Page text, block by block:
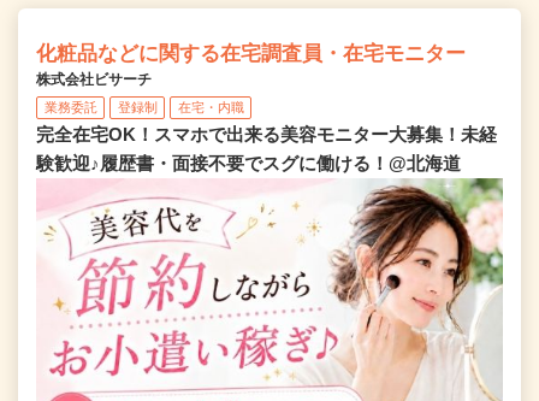
化粧品などに関する在宅調査員・在宅モニター
株式会社ビサーチ
業務委託 登録制 在宅・内職
完全在宅OK！スマホで出来る美容モニター大募集！未経
験歓迎♪履歴書・面接不要でスグに働ける！@北海道